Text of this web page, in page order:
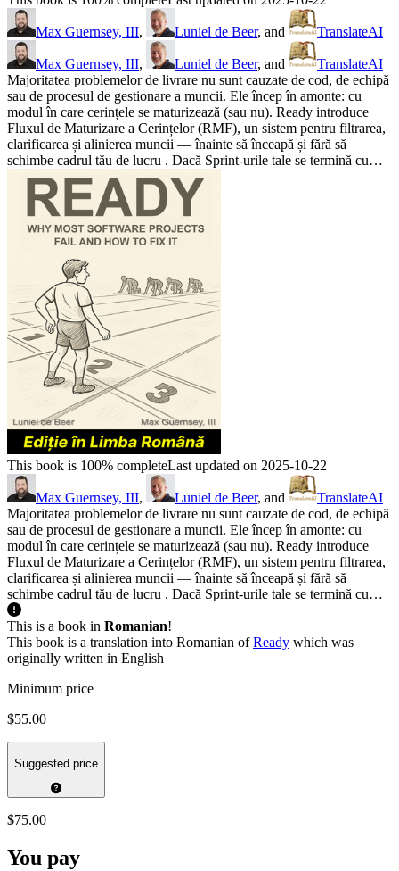
Max Guernsey, III, Luniel de Beer, and TranslateAI
Max Guernsey, III, Luniel de Beer, and
TranslateAI
Majoritatea problemelor de livrare nu sunt cauzate de cod, de echipă
sau de procesul de gestionare a muncii. Ele încep în amonte: cu
modul în care cerințele se maturizează (sau nu). Ready introduce
Fluxul de Maturizare a Cerințelor (RMF), un sistem pentru filtrarea,
clarificarea și alinierea muncii — înainte să înceapă și fără să
schimbe cadrul tău de lucru . Dacă Sprint-urile tale se termină cu…
This book is 100% completeLast updated on 2025-10-22
Max Guernsey, III, Luniel de Beer, and
TranslateAI
Majoritatea problemelor de livrare nu sunt cauzate de cod, de echipă
sau de procesul de gestionare a muncii. Ele încep în amonte: cu
modul în care cerințele se maturizează (sau nu). Ready introduce
Fluxul de Maturizare a Cerințelor (RMF), un sistem pentru filtrarea,
clarificarea și alinierea muncii — înainte să înceapă și fără să
schimbe cadrul tău de lucru . Dacă Sprint-urile tale se termină cu…
This is a book in Romanian!
This book is a translation into Romanian ofReady which was
originally written in English
Minimum price
$55.00
Suggested price
$75.00
You pay